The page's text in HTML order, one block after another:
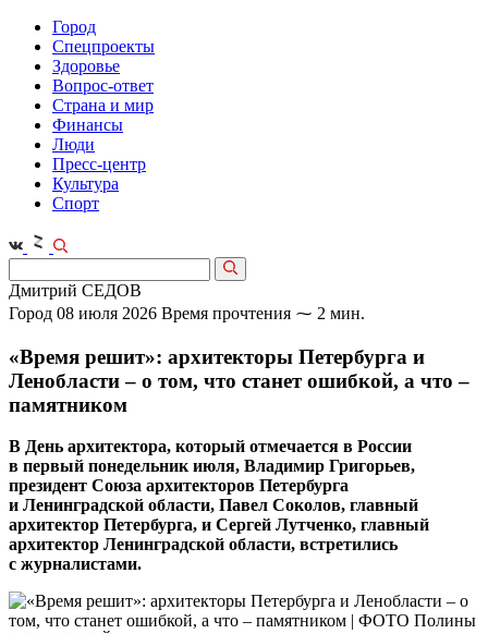
Город
Спецпроекты
Здоровье
Вопрос-ответ
Страна и мир
Финансы
Люди
Пресс-центр
Культура
Спорт
Дмитрий СЕДОВ
Город 08 июля 2026 Время прочтения ⁓ 2 мин.
«Время решит»: архитекторы Петербурга и
Ленобласти – о том, что станет ошибкой, а что –
памятником
В День архитектора, который отмечается в России
в первый понедельник июля, Владимир Григорьев,
президент Союза архитекторов Петербурга
и Ленинградской области, Павел Соколов, главный
архитектор Петербурга, и Сергей Лутченко, главный
архитектор Ленинградской области, встретились
с журналистами.